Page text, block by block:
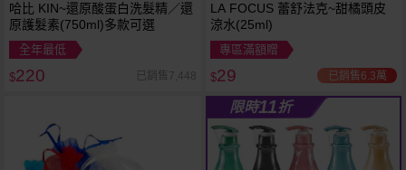
哈比 KIN~還原酸蛋白洗髮精／還
原護髮素(750ml)多款可選
全年最低
$220 已銷售7,448
LA FOCUS 蕾舒法克~甜橘頭皮
涼水(25ml)
專區滿額贈
$29 已銷售6.3萬
限時11折